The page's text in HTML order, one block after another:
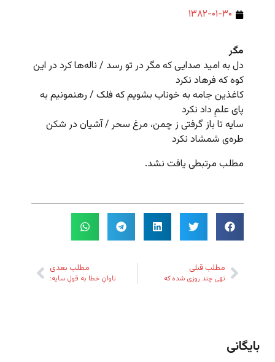
۱۳۸۲-۰۱-۳۰
مگر
دل به امید صدایی که مگر در تو رسد / ناله‌ها کرد در این
کوه که فرهاد نکرد
کاغذین جامه به خوناب بشویم که فلک / رهنمونیم به
پای علمِ داد نکرد
سایه تا باز گرفتی ز چمن، مرغ سحر / آشیان در شکن
طره‌ی شمشاد نکرد
مطلب مرتبطی یافت نشد.
مطلب قبلی
تهی چند روزی شده که
مطلب بعدی
تاوانِ خطا به قولِ سایه:
بایگانی